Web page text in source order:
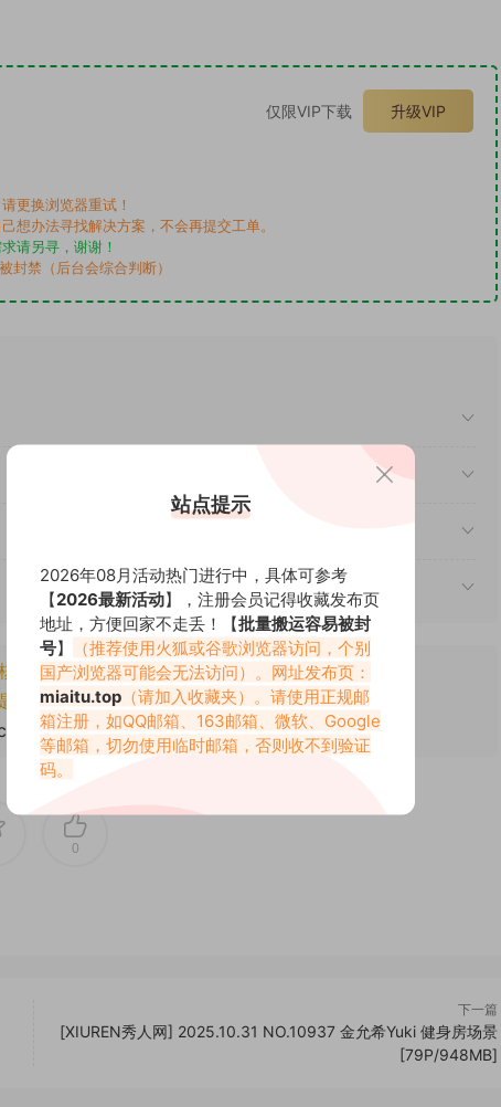
仅限VIP下载 升级VIP
更换浏览器重试！
办法寻找解决方案，不会再提交工单。
请另寻，谢谢！
禁（后台会综合判断）
实将封禁账号权限！
交工单处理。
79558.html
0
下一篇
[XIUREN秀人网] 2025.10.31 NO.10937 金允希Yuki 健身房场景
[79P/948MB]
站点提示
2026年08月活动热门进行中，具体可参考
【2026最新活动】，注册会员记得收藏发布页
地址，方便回家不走丢！【批量搬运容易被封
号】
（推荐使用火狐或谷歌浏览器访问，个别
国产浏览器可能会无法访问）。网址发布页：
miaitu.top （请加入收藏夹）。请使用正规邮
箱注册，如QQ邮箱、163邮箱、微软、Google
等邮箱，切勿使用临时邮箱，否则收不到验证
码。